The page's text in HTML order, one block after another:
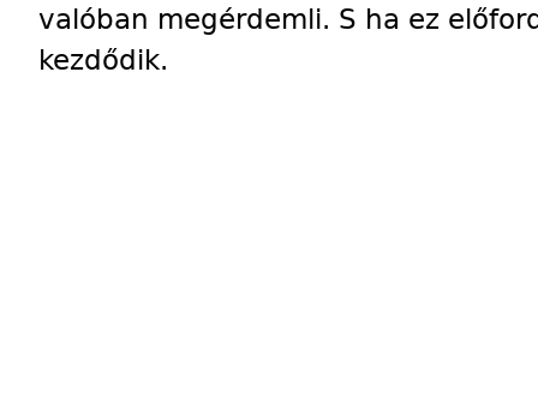
valóban megérdemli. S ha ez
kezdődik.